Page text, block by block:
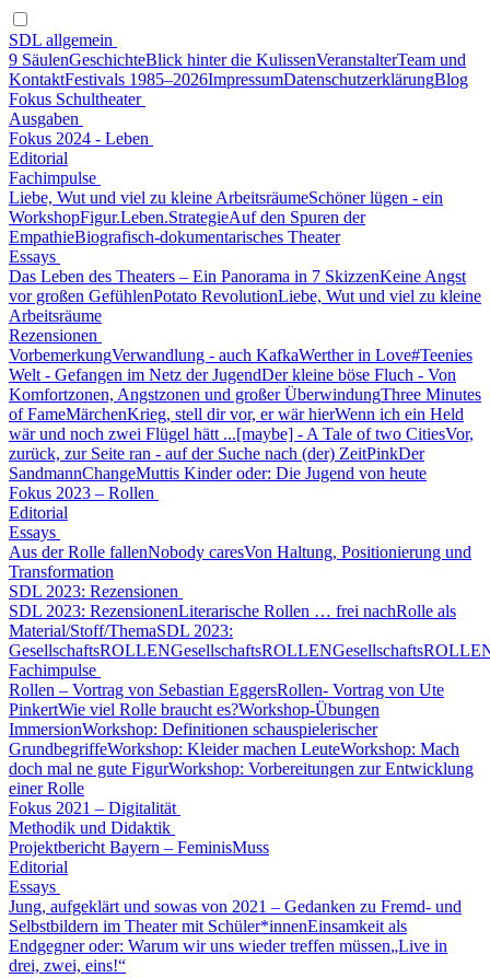
SDL allgemein
9 SäulenGeschichteBlick hinter die KulissenVeranstalterTeam und
KontaktFestivals 1985–2026ImpressumDatenschutzerklärungBlog
Fokus Schultheater
Ausgaben
Fokus 2024 - Leben
Editorial
Fachimpulse
Liebe, Wut und viel zu kleine ArbeitsräumeSchöner lügen - ein
WorkshopFigur.Leben.StrategieAuf den Spuren der
EmpathieBiografisch-dokumentarisches Theater
Essays
Das Leben des Theaters – Ein Panorama in 7 SkizzenKeine Angst
vor großen GefühlenPotato RevolutionLiebe, Wut und viel zu kleine
Arbeitsräume
Rezensionen
VorbemerkungVerwandlung - auch KafkaWerther in Love#Teenies
Welt - Gefangen im Netz der JugendDer kleine böse Fluch - Von
Komfortzonen, Angstzonen und großer ÜberwindungThree Minutes
of FameMärchenKrieg, stell dir vor, er wär hierWenn ich ein Held
wär und noch zwei Flügel hätt ...[maybe] - A Tale of two CitiesVor,
zurück, zur Seite ran - auf der Suche nach (der) ZeitPinkDer
SandmannChangeMuttis Kinder oder: Die Jugend von heute
Fokus 2023 – Rollen
Editorial
Essays
Aus der Rolle fallenNobody caresVon Haltung, Positionierung und
Transformation
SDL 2023: Rezensionen
SDL 2023: RezensionenLiterarische Rollen … frei nachRolle als
Material/Stoff/ThemaSDL 2023:
GesellschaftsROLLENGesellschaftsROLLEN
Fachimpulse
Rollen – Vortrag von Sebastian EggersRollen- Vortrag von Ute
PinkertWie viel Rolle braucht es?Workshop-Übungen
ImmersionWorkshop: Definitionen schauspielerischer
GrundbegriffeWorkshop: Kleider machen LeuteWorkshop: Mach
doch mal ne gute FigurWorkshop: Vorbereitungen zur Entwicklung
einer Rolle
Fokus 2021 – Digitalität
Methodik und Didaktik
Projektbericht Bayern – FeminisMuss
Editorial
Essays
Jung, aufgeklärt und sowas von 2021 – Gedanken zu Fremd- und
Selbstbildern im Theater mit Schüler*innenEinsamkeit als
Endgegner oder: Warum wir uns wieder treffen müssen„Live in
drei, zwei, eins!“